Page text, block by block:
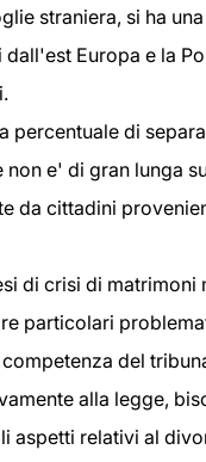
straniera, si ha
Europa e la
percentuale di
non e' di gran lunga
da cittadini
di crisi di matrimoni
particolari
del
alla legge,
aspetti relativi al